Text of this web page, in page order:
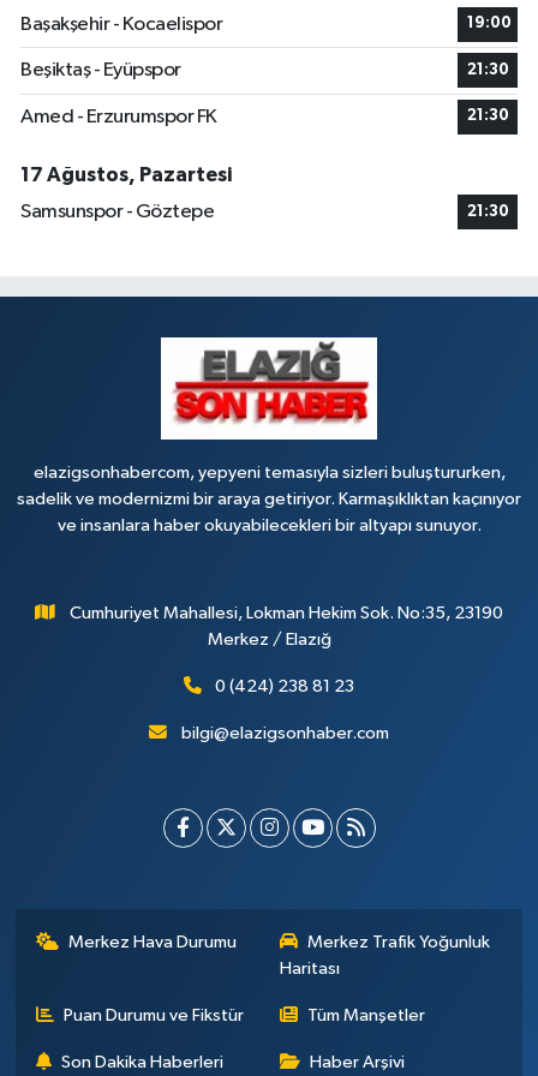
Makfire Eczanesi
Çaydaçıra Mahallesi, Adnan Kahveci Caddesi, No:29 Merkez Elazığ
Başakşehir - Kocaelispor
19:00
Beşiktaş - Eyüpspor 21:30
Amed - Erzurumspor FK 21:30
17 Ağustos, Pazartesi
Samsunspor - Göztepe
21:30
elazigsonhabercom, yepyeni temasıyla sizleri buluştururken,
sadelik ve modernizmi bir araya getiriyor. Karmaşıklıktan kaçınıyor
ve insanlara haber okuyabilecekleri bir altyapı sunuyor.
Cumhuriyet Mahallesi, Lokman Hekim Sok. No:35, 23190
Merkez / Elazığ
0 (424) 238 81 23
bilgi@elazigsonhaber.com
Merkez Hava Durumu
Merkez Trafik Yoğunluk
Haritası
Puan Durumu ve Fikstür Tüm Manşetler
Son Dakika Haberleri Haber Arşivi